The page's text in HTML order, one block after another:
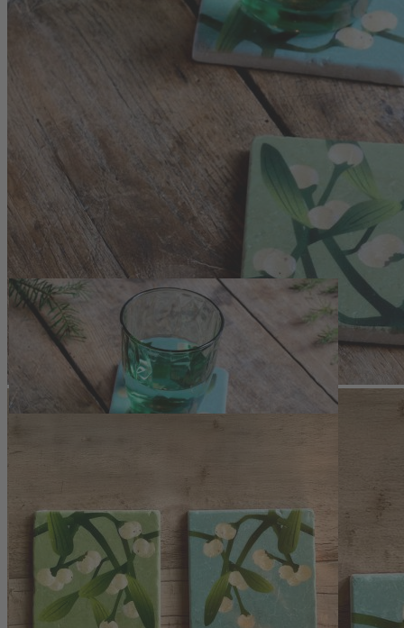
Zum Anfang der Bildergalerie springen
Artikelnr. 140689
Fliesen-Untersetzer mit
Mistelmotiv
Sofort lieferbar
Fliesen-Untersetzer mit Mistelmotiv bringen natürliche
Tischdekoration und schützen stilvoll Oberflächen in Küche und
Wohnraum.
Beschreibung